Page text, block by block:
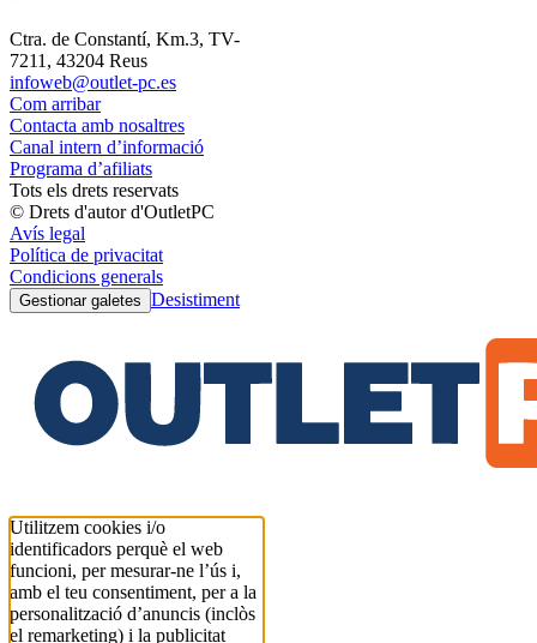
Ctra. de Constantí, Km.3, TV-
7211, 43204 Reus
infoweb@outlet-pc.es
Com arribar
Contacta amb nosaltres
Canal intern d’informació
Programa d’afiliats
Tots els drets reservats
© Drets d'autor d'OutletPC
Avís legal
Política de privacitat
Condicions generals
Gestionar galetes Desistiment
Utilitzem cookies i/o
identificadors perquè el web
funcioni, per mesurar-ne l’ús i,
amb el teu consentiment, per a la
personalització d’anuncis (inclòs
el remarketing) i la publicitat